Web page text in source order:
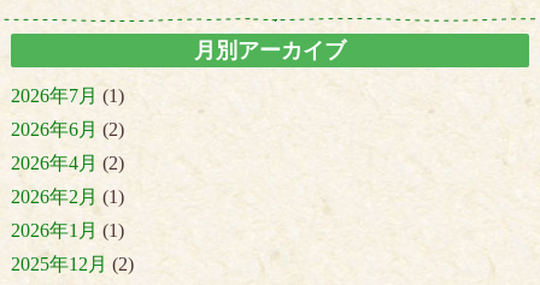
月別アーカイブ
2026年7月 (1)
2026年6月 (2)
2026年4月 (2)
2026年2月 (1)
2026年1月 (1)
2025年12月 (2)